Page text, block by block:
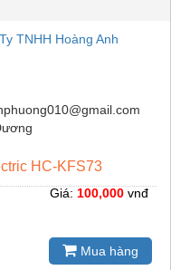
TNHH Hoàng Anh
HC-KFS73
Giá: 100,000 vnđ
Mua hàng